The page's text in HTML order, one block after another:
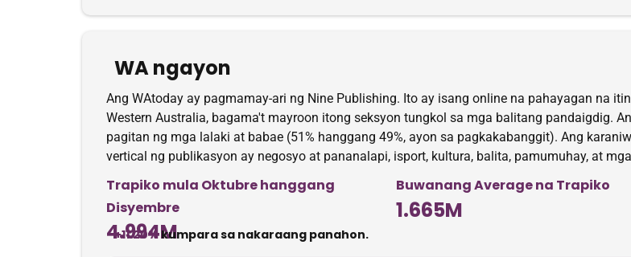
WA ngayon
Ang WAtoday ay pagmamay-ari ng Nine Publishing. Ito ay isang online na pahayagan na
Western Australia, bagama't mayroon itong seksyon tungkol sa mga balitang pandaigdig.
pagitan ng mga lalaki at babae (51% hanggang 49%, ayon sa pagkakabanggit). Ang
vertical ng publikasyon ay negosyo at pananalapi, isport, kultura, balita, pamumuhay, at
Trapiko mula Oktubre hanggang
Disyembre
4.994M
+11.20%kumpara sa nakaraang panahon.
Buwanang Average na Trapiko
1.665M